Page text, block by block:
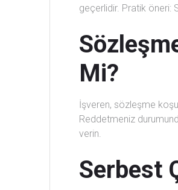
geçerlidir. Pratik öneri:
Mi?
İşveren, sözleşme
Reddetmeniz
verin.
Serbest